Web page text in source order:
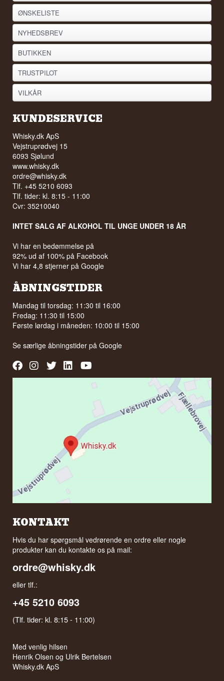
ØNSKELISTE
NYHEDSBREV
BUTIKKEN
TRUSTPILOT
VILKÅR
KUNDESERVICE
Whisky.dk ApS
Vejstruprødvej 15
6093 Sjølund
www.whisky.dk
ordre@whisky.dk
Tlf. +45 5210 6093
Tlf. tider: kl. 8:15 - 11:00
Cvr: 35210040
INTET SALG AF ALKOHOL TIL UNGE UNDER 18 ÅR
Vi har en bedømmelse på
92% ud af 100% på Facebook
Vi har 4,8 stjerner på Google
ÅBNINGSTIDER
Mandag til torsdag: 11:30 til 16:00
Fredag: 11:30 til 15:00
Første lørdag i måneden: 10:00 til 15:00
Se særlige åbningstider påGoogle
KONTAKT
Hvis du har spørgsmål vedrørende en ordre eller nogle
produkter kan du kontakte os på mail:
ordre@whisky.dk
eller tlf.:
+45 5210 6093
(Tlf. tider: kl. 8:15 - 11:00)
Med venlig hilsen
Henrik Olsen og Ulrik Bertelsen
Whisky.dk ApS